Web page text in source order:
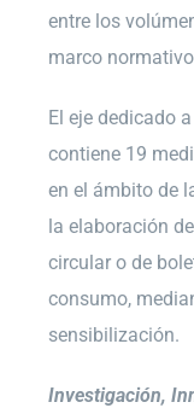
entre los
marco
El eje dedicado
contiene 19
en el ámbito de
la elaboración
circular o de
consumo,
sensibilización.
Investigación,